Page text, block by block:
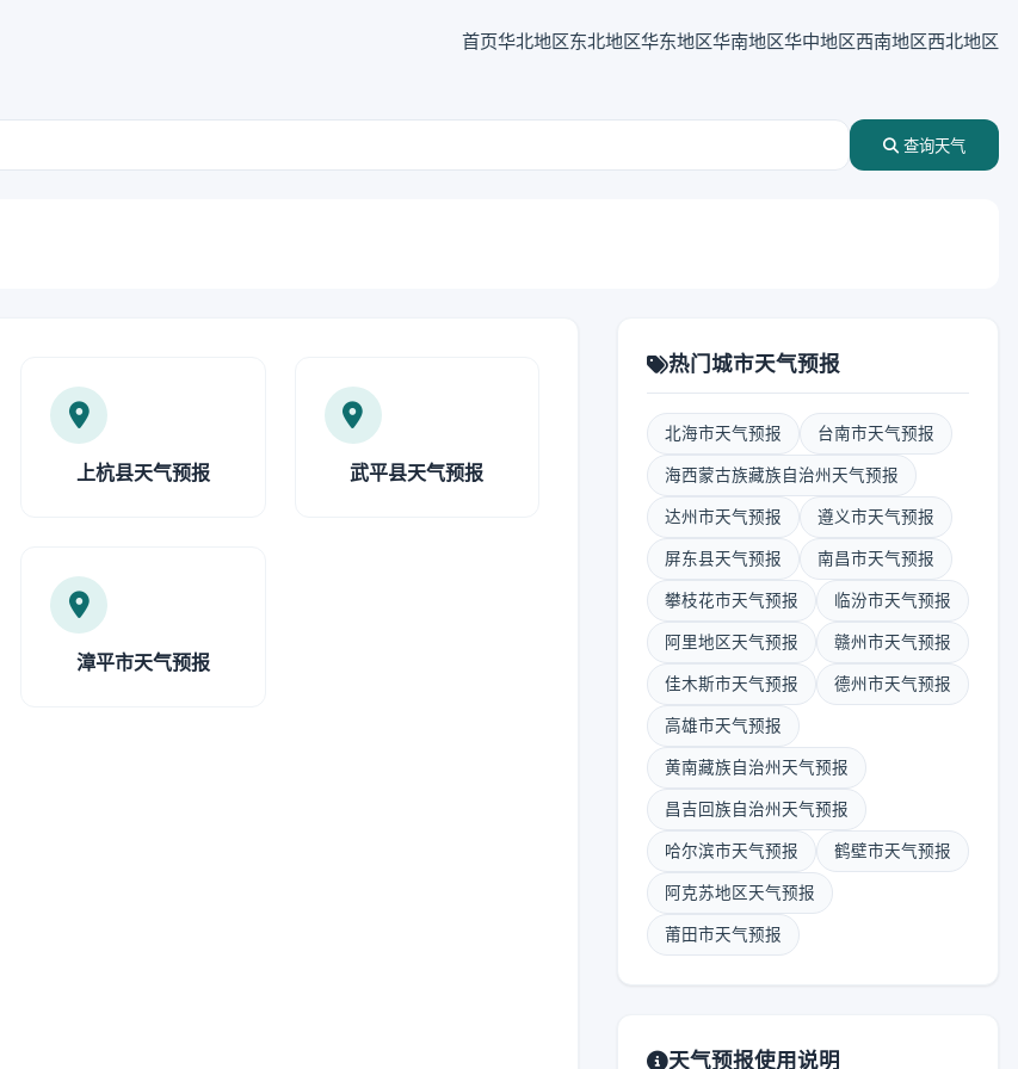
首页华北地区东北地区华东地区华南地区华中地区西南地区西北地区
查询天气
上杭县天气预报 武平县天气预报
漳平市天气预报
热门城市天气预报
北海市天气预报 台南市天气预报
海西蒙古族藏族自治州天气预报
达州市天气预报 遵义市天气预报
屏东县天气预报 南昌市天气预报
攀枝花市天气预报 临汾市天气预报
阿里地区天气预报 赣州市天气预报
佳木斯市天气预报 德州市天气预报
高雄市天气预报
黄南藏族自治州天气预报
昌吉回族自治州天气预报
哈尔滨市天气预报 鹤壁市天气预报
阿克苏地区天气预报
莆田市天气预报
天气预报使用说明